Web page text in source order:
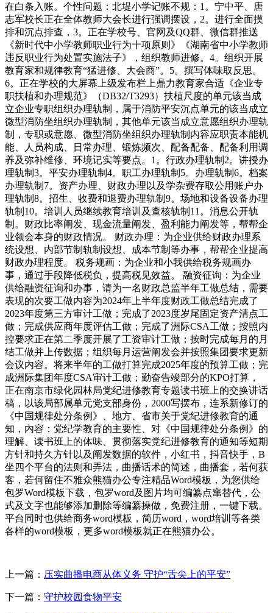
在白条入账。个性问题：北堤小学记账不规：1。宁中平、唐
志军校长正在全体教师大会长进行强调摆设，2。进行全面摸
排和沉点排查，3。正在学校号、官网及QQ群、微信群推送
《新时代中小学教师职业行为十项原则》《湖南省中小学教师
违反职业行为处置实施法子》，组织教师进修。4。组织开展
教育家和规律教育“猛进修、大会商”。5。撰写体味取反思。
6。正在学校的大屏幕上级发布栏上鼎力教育家合适《企业专
职扶植和办理规范》（DB32/T3293）扶植尺度的单元该当成
立企业专职组织办理轨制，属于消防平安沉点单元的该当成立
微型消防坐组织办理轨制，其他单元该当成立意愿组织办理轨
制，专职或意愿、微型消防坐组织办理轨制内容应职责本能机
能、人员构成、日常办理、锻炼频次、配备配备、配备利用调
养及弥补维修、环境记实等要点。1。行政办理轨制2。讲授办
理轨制3。平安办理轨制4。职工办理轨制5。办理轨制6。档案
办理轨制7。资产办理、财政办理以及学杂费存取公用账户办
理轨制8。招生、收费和退费办理轨制9。场地和设备设备办理
轨制10。培训人员继续教育培训及查核轨制11。消息公开轨
制。财政比率阐发、现金流量阐发、盈利能力阐发等，帮帮企
业领会本身的财政情况。 财政办理：为企业供给财政办理系
统设想、内部节制轨制设想、成本节制等办事，帮帮企业提高
财政办理程度。 税务规画：为企业和小我供给税务规画办
事，通过手段降低税负，提高税见效益。 融资征询：为企业
供给融资征询和办事，请为一名财政总监半年工做总结，需要
表现的次要工做内容为2024年上半年度财政工做总结完成了
2023年度第三方审计工做；完成了2023度岁尾固定资产清点工
做；完成供应商年度评估工做；完成了洲际CSA工做；按照内
控要求正在第二季度开展了工资审计工做；按时完成每月的月
结工做并上传数据；组织每月运营阐发会并按照集团要求更新
会议内容。将来半年的工做打算完成2025年度的预算工做；完
成洲际集团年度CSA审计工做；勤奋告竣部分的KPO打算，
正在南京市绿化园林局党纪进修教育专题读书班上的交换讲话
稿，以该局部属单元党支部身份，2000写摆布，连系新修订的
《中国规律处分条例》、地方、省市关于党纪进修教育的通
知，内容：党纪学教育的主要性、对《中国规律处分条例》的
理解、读书班上的体味、贯彻落实党纪进修教育的通知等短期
方针和持久方针以及阐发数据的软件，小红书，抖音快手，B
坐四个平台的法则和弄法，曲播话术的简述，曲播套，若何获
客，若何留住不雅众熊猫办公专注精品Word模板，为您供给
包罗Word模板下载，包罗word及图片均可编纂点窜替代，公
式及文字也能够添加删除等编纂操做，免费注册，一键下载。
平台同时也供给商务word模板，简历word，word培训等各类
各样的word模板，更多word模板就正在熊猫办公。
上一篇： 压实曲播电商从体义务 守护“舌尖上的平安”
下一篇： 守护校园食物平安